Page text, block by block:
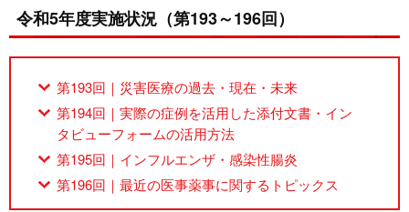
令和5年度実施状況（第193～196回）
第193回｜災害医療の過去・現在・未来
第194回｜実際の症例を活用した添付文書・イン
タビューフォームの活用方法
第195回｜インフルエンザ・感染性腸炎
第196回｜最近の医事薬事に関するトピックス